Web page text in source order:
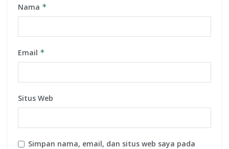
Nama *
Email *
Situs Web
Simpan nama, email, dan situs web saya pada